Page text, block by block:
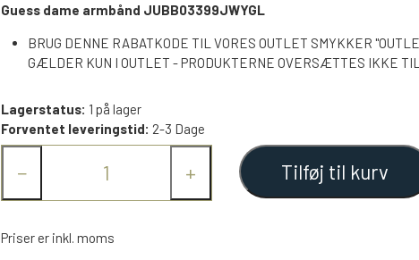
Guess dame armbånd JUBB03399JWYGL
BRUG DENNE RABATKODE TIL VORES OUTLET SMYKKER
GÆLDER KUN I OUTLET - PRODUKTERNE OVERSÆTTES IKKE
Lagerstatus: 1 på lager
Forventet leveringstid: 2-3 Dage
− + Tilføj til kurv
Priser er inkl. moms